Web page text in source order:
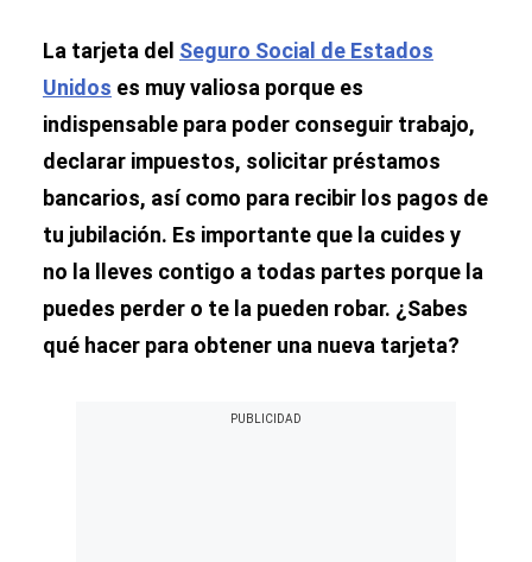
La tarjeta del Seguro Social de Estados
Unidos es muy valiosa porque es
indispensable para poder conseguir trabajo,
declarar impuestos, solicitar préstamos
bancarios, así como para recibir los pagos de
tu jubilación. Es importante que la cuides y
no la lleves contigo a todas partes porque la
puedes perder o te la pueden robar. ¿Sabes
qué hacer para obtener una nueva tarjeta?